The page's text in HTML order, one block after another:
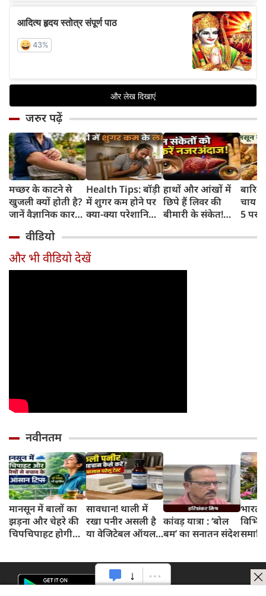
जरुर पढ़ें
मच्छर के काटने से
खुजली क्यों होती है?
जानें वैज्ञानिक कारण
Health Tips: बॉड़ी
में शुगर कम होने पर
क्या-क्या परेशानियां
बातें
हाथों और आंखों में
छिपे हैं लिवर की
बीमारी के संकेत!
नजरअंदाज
चाय
5
वीडियो
और भी वीडियो देखें
नवीनतम
मानसून में बालों का
झड़ना और चेहरे की
चिपचिपाहट होगी
ये 5 लाइफस्टाइल
टिप्स
सावधान! थाली में
रखा पनीर असली है
या वेजिटेबल ऑयल
जानें सच्चाई
कांवड़ यात्रा : ‘बोल
बम’ का सनातन संदेश
भारत